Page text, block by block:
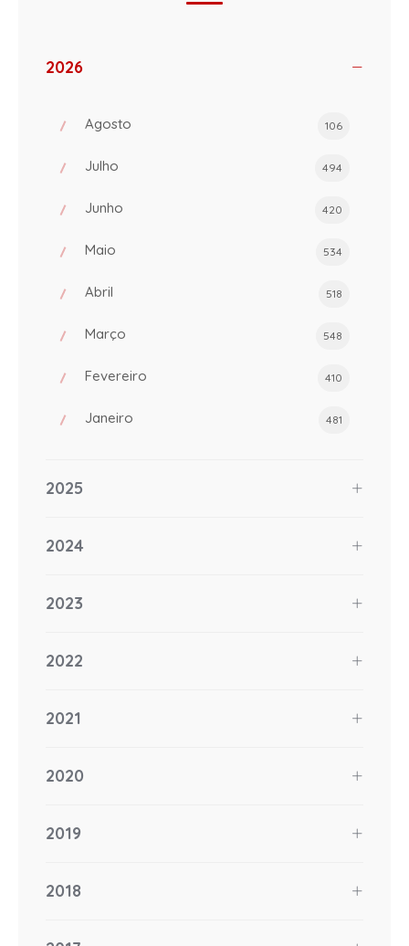
2026
Agosto 106
Julho 494
Junho 420
Maio 534
Abril 518
Março 548
Fevereiro 410
Janeiro 481
2025
2024
2023
2022
2021
2020
2019
2018